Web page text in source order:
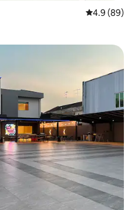
從 89 則評價
4.9 (89)